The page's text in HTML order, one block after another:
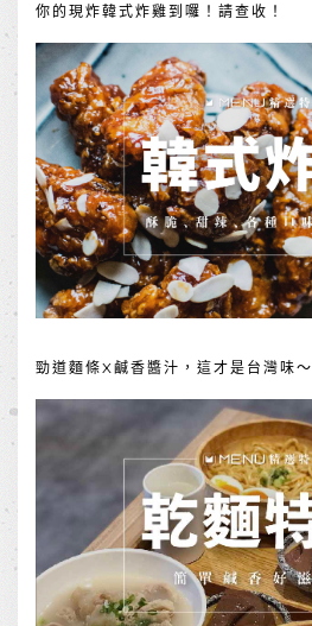
你的現炸韓式炸雞到囉！請查收！
勁道麵條X鹹香醬汁，這才是台灣味～